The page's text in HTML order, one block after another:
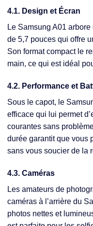
4.1. Design et Écran
Le Samsung A01
de 5,7 pouces qui offre
Son format compact le
main, ce qui est idéal
4.2. Performance et
Sous le capot, le
efficace qui lui permet
courantes sans
durée garantit que vous
sans vous soucier de la
4.3. Caméras
Les amateurs de
caméras à l’arrière du
photos nettes et